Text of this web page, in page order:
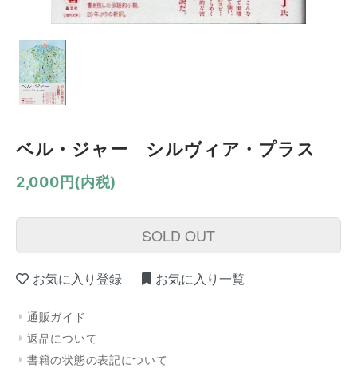
ベル・ジャー シルヴィア・プラス
2,000円(内税)
SOLD OUT
お気に入り登録 お気に入り一覧
通販ガイド
返品について
書籍の状態の表記について